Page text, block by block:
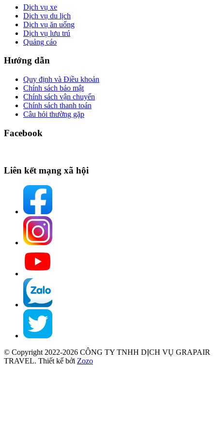
Dịch vụ xe
Dịch vụ du lịch
Dịch vụ ăn uống
Dịch vụ lưu trú
Quảng cáo
Hướng dẫn
Quy định và Điều khoản
Chính sách bảo mật
Chính sách vận chuyển
Chính sách thanh toán
Câu hỏi thường gặp
Facebook
Liên kết mạng xã hội
© Copyright 2022-2026 CÔNG TY TNHH DỊCH VỤ GRAPAIR
TRAVEL. Thiết kế bởi Zozo